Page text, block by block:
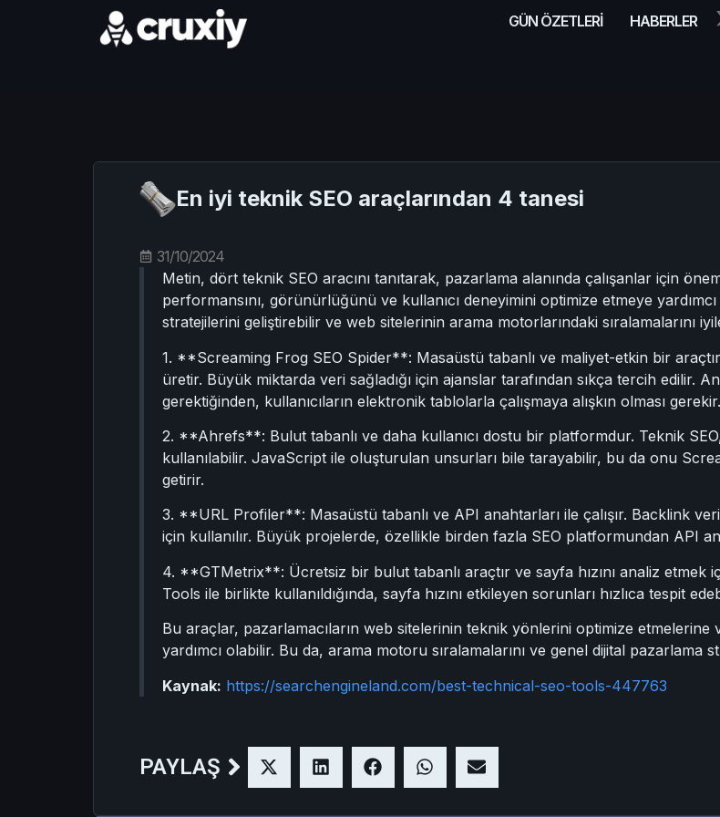
GÜN ÖZETLERİ HABERLER
En iyi teknik SEO araçlarından 4 tanesi
31/10/2024
Metin, dört teknik SEO aracını tanıtarak, pazarlama alanında çalışanlar için
performansını, görünürlüğünü ve kullanıcı deneyimini optimize etmeye
stratejilerini geliştirebilir ve web sitelerinin arama motorlarındaki sıralamalarını
1. **Screaming Frog SEO Spider**: Masaüstü tabanlı ve maliyet-etkin bir
üretir. Büyük miktarda veri sağladığı için ajanslar tarafından sıkça tercih edilir.
gerektiğinden, kullanıcıların elektronik tablolarla çalışmaya alışkın olması gerekir.
2. **Ahrefs**: Bulut tabanlı ve daha kullanıcı dostu bir platformdur. Teknik
kullanılabilir. JavaScript ile oluşturulan unsurları bile tarayabilir, bu da onu
getirir.
3. **URL Profiler**: Masaüstü tabanlı ve API anahtarları ile çalışır. Backlink
için kullanılır. Büyük projelerde, özellikle birden fazla SEO platformundan API
4. **GTMetrix**: Ücretsiz bir bulut tabanlı araçtır ve sayfa hızını analiz etmek
Tools ile birlikte kullanıldığında, sayfa hızını etkileyen sorunları hızlıca tespit
Bu araçlar, pazarlamacıların web sitelerinin teknik yönlerini optimize etmelerine
yardımcı olabilir. Bu da, arama motoru sıralamalarını ve genel dijital pazarlama
Kaynak: https://searchengineland.com/best-technical-seo-tools-447763
PAYLAŞ